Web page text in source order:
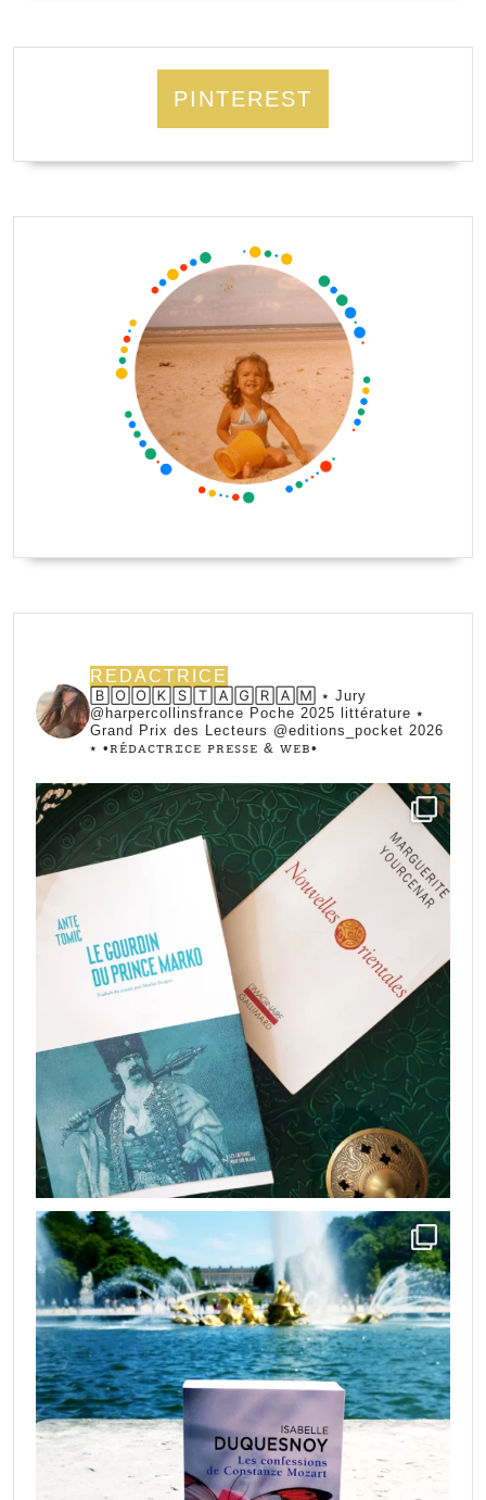
PINTEREST
REDACTRICE
🄱🄾🄾🄺🅂🅃🄰🄶🅁🄰🄼 ⭑ Jury
@harpercollinsfrance Poche 2025 littérature ⭑
Grand Prix des Lecteurs @editions_pocket 2026
⭑ •ꭱꭼ́ꭰꭺꮯꭲꭱꮖꮯꭼ ꮲꭱꭼꮪꮪꭼ & ꮃꭼᏼ•